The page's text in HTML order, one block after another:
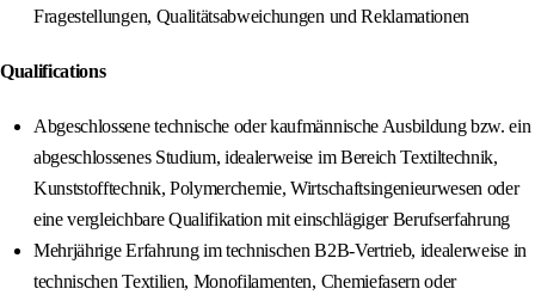
Fragestellungen, Qualitätsabweichungen und Reklamationen
Qualifications
Abgeschlossene technische oder kaufmännische Ausbildung bzw. ein
abgeschlossenes Studium, idealerweise im Bereich Textiltechnik,
Kunststofftechnik, Polymerchemie, Wirtschaftsingenieurwesen oder
eine vergleichbare Qualifikation mit einschlägiger Berufserfahrung
Mehrjährige Erfahrung im technischen B2B‑Vertrieb, idealerweise in
technischen Textilien, Monofilamenten, Chemiefasern oder